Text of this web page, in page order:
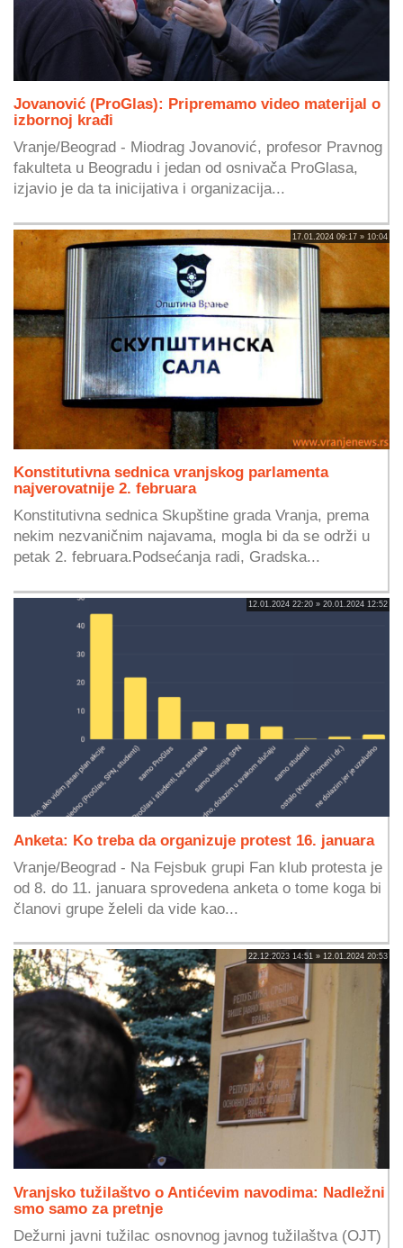
Jovanović (ProGlas): Pripremamo video materijal o
izbornoj krađi
Vranje/Beograd - Miodrag Jovanović, profesor Pravnog
fakulteta u Beogradu i jedan od osnivača ProGlasa,
izjavio je da ta inicijativa i organizacija...
17.01.2024 09:17 » 10:04
Konstitutivna sednica vranjskog parlamenta
najverovatnije 2. februara
Konstitutivna sednica Skupštine grada Vranja, prema
nekim nezvaničnim najavama, mogla bi da se održi u
petak 2. februara.Podsećanja radi, Gradska...
12.01.2024 22:20 » 20.01.2024 12:52
Anketa: Ko treba da organizuje protest 16. januara
Vranje/Beograd - Na Fejsbuk grupi Fan klub protesta je
od 8. do 11. januara sprovedena anketa o tome koga bi
članovi grupe želeli da vide kao...
22.12.2023 14:51 » 12.01.2024 20:53
Vranjsko tužilaštvo o Antićevim navodima: Nadležni
smo samo za pretnje
Dežurni javni tužilac osnovnog javnog tužilaštva (OJT)